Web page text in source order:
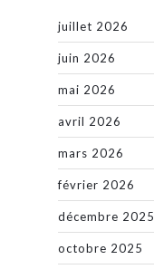
juillet 2026
juin 2026
mai 2026
avril 2026
mars 2026
février 2026
décembre 2025
octobre 2025